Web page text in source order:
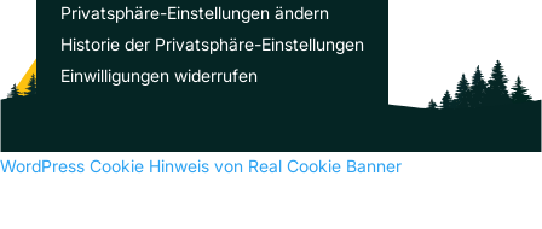
Recent Comments
Es sind keine Kommentare vorhanden.
Privatsphäre-Einstellungen ändern
Historie der Privatsphäre-Einstellungen
Einwilligungen widerrufen
WordPress Cookie Hinweis von Real Cookie Banner